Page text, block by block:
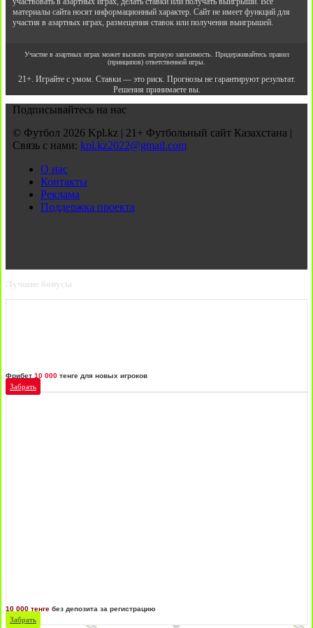
материалы сайта носят информационный характер. Сайт не имеет функций для
участия в азартных играх, размещения ставок или получения выигрышей.
Участие в азартных играх может вызвать игровую зависимость. Придерживайтесь правил
(принципов) ответственной игры.
21+. Играйте с умом. Ставки — это риск. Прогнозы не гарантируют результат.
Решения принимаете вы.
Подписывайтесь на нас
© Футбол 2026 Kpl.kz | 21+ Футбольный сайт Казахстана |
Связь с нами: kpl.kz2022@gmail.com
О нас
Контакты
Реклама
Поддержка проекта
Лучшие бонусы
Фрибет 10 000 тенге для новых игроков
Забрать
10 000 тенге без депозита за регистрацию
Забрать